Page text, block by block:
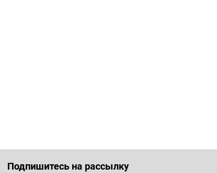
Подпишитесь на рассылку